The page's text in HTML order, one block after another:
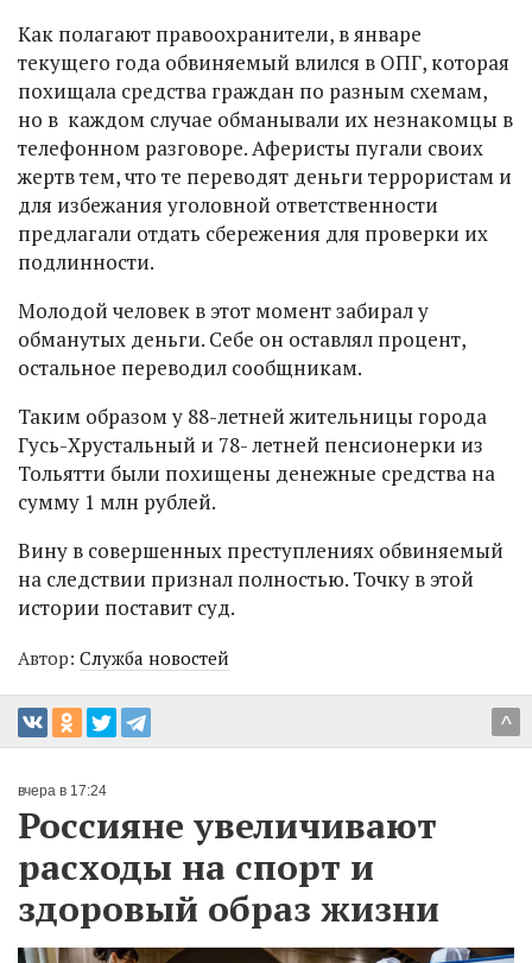
Как полагают правоохранители, в январе
текущего года обвиняемый влился в ОПГ, которая
похищала средства граждан по разным схемам,
но в каждом случае обманывали их незнакомцы в
телефонном разговоре. Аферисты пугали своих
жертв тем, что те переводят деньги террористам и
для избежания уголовной ответственности
предлагали отдать сбережения для проверки их
подлинности.
Молодой человек в этот момент забирал у
обманутых деньги. Себе он оставлял процент,
остальное переводил сообщникам.
Таким образом у 88-летней жительницы города
Гусь-Хрустальный и 78- летней пенсионерки из
Тольятти были похищены денежные средства на
сумму 1 млн рублей.
Вину в совершенных преступлениях обвиняемый
на следствии признал полностью. Точку в этой
истории поставит суд.
Автор: Служба новостей
^
вчера в 17:24
Россияне увеличивают
расходы на спорт и
здоровый образ жизни